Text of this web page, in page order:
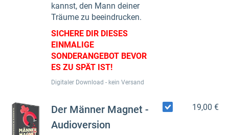
kannst, den Mann deiner
Träume zu beeindrucken.
SICHERE DIR DIESES
EINMALIGE
SONDERANGEBOT BEVOR
ES ZU SPÄT IST!
Digitaler Download - kein Versand
Der Männer Magnet -
Audioversion
19,00 €